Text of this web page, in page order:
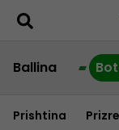
Ballina
Prishtina